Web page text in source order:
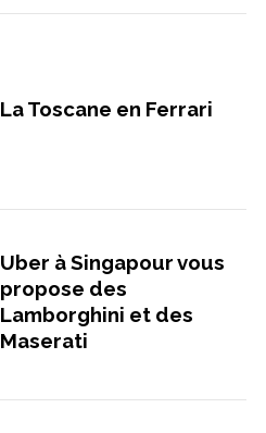
La Toscane en Ferrari
Uber à Singapour vous
propose des
Lamborghini et des
Maserati